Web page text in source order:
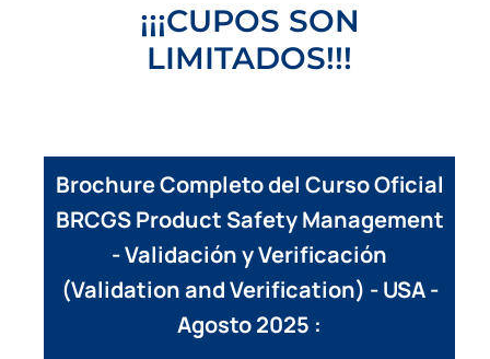
¡¡¡CUPOS SON
LIMITADOS!!!
Brochure Completo del Curso Oficial
BRCGS Product Safety Management
- Validación y Verificación
(Validation and Verification) - USA -
Agosto 2025 :